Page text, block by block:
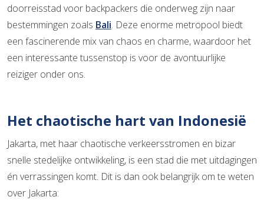
doorreisstad voor backpackers die onderweg zijn naar
bestemmingen zoals Bali. Deze enorme metropool biedt
een fascinerende mix van chaos en charme, waardoor het
een interessante tussenstop is voor de avontuurlijke
reiziger onder ons.
Het chaotische hart van Indonesië
Jakarta, met haar chaotische verkeersstromen en bizar
snelle stedelijke ontwikkeling, is een stad die met uitdagingen
én verrassingen komt. Dit is dan ook belangrijk om te weten
over Jakarta: